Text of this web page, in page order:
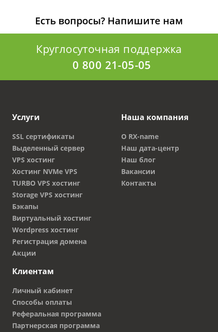
Есть вопросы? Напишите нам
Круглосуточная поддержка
0 800 21-05-05
Услуги
SSL сертификаты
Выделенный сервер
VPS хостинг
Хостинг NVMe VPS
TURBO VPS хостинг
Storage VPS хостинг
Бэкапы
Виртуальный хостинг
Wordpress хостинг
Регистрация домена
Акции
Наша компания
О RX-name
Наш дата-центр
Наш блог
Вакансии
Контакты
Клиентам
Личный кабинет
Способы оплаты
Реферальная программа
Партнерская программа